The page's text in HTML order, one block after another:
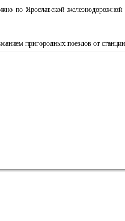
по Ярославской
пригородных поездов от